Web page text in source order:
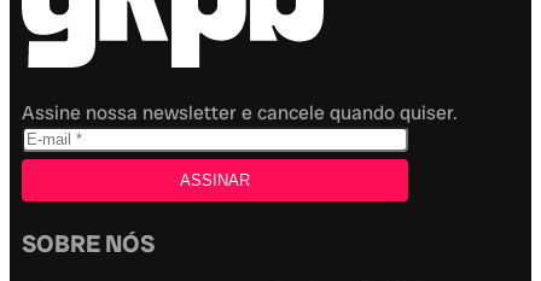
Assine nossa newsletter e cancele quando quiser.
SOBRE NÓS